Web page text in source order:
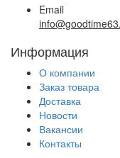
Email
Информация
О компании
Заказ товара
Доставка
Новости
Вакансии
Контакты